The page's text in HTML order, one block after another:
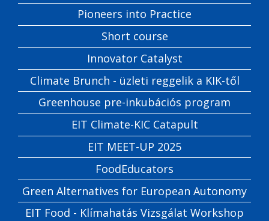
Pioneers into Practice
Short course
Innovator Catalyst
Climate Brunch - üzleti reggelik a KIK-től
Greenhouse pre-inkubációs program
EIT Climate-KIC Catapult
EIT MEET-UP 2025
FoodEducators
Green Alternatives for European Autonomy
EIT Food - Klímahatás Vizsgálat Workshop